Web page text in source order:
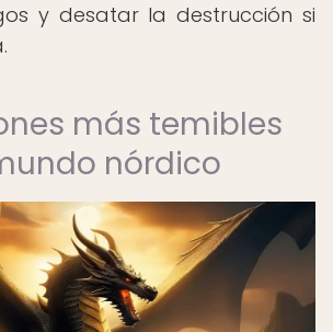
y desatar la destrucción si
más temibles
nórdico